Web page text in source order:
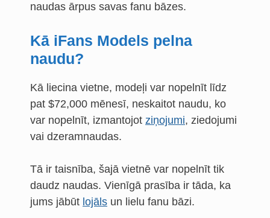
naudas ārpus savas fanu bāzes.
Kā iFans Models pelna
naudu?
Kā liecina vietne, modeļi var nopelnīt līdz
pat $72,000 mēnesī, neskaitot naudu, ko
var nopelnīt, izmantojot ziņojumi, ziedojumi
vai dzeramnaudas.
Tā ir taisnība, šajā vietnē var nopelnīt tik
daudz naudas. Vienīgā prasība ir tāda, ka
jums jābūt lojāls un lielu fanu bāzi.